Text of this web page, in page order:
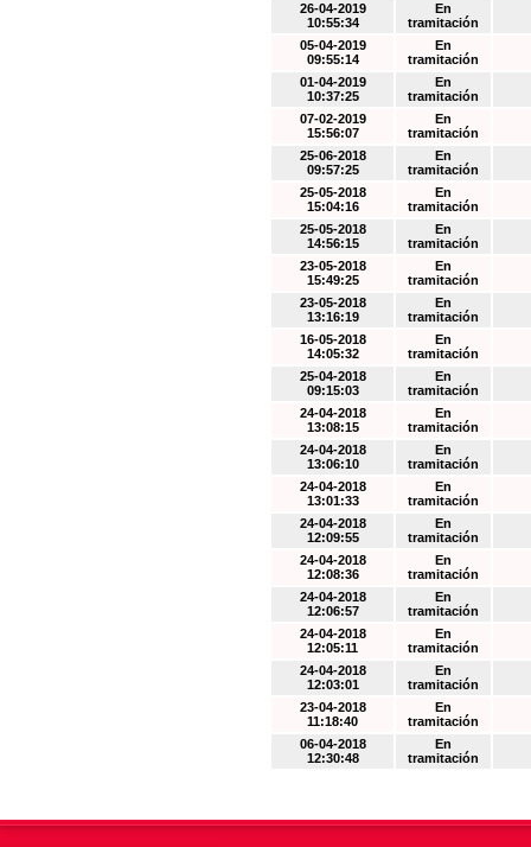
26-04-2019
10:55:34
En
tramitación
05-04-2019
09:55:14
En
tramitación
01-04-2019
10:37:25
En
tramitación
07-02-2019
15:56:07
En
tramitación
25-06-2018
09:57:25
En
tramitación
25-05-2018
15:04:16
En
tramitación
25-05-2018
14:56:15
En
tramitación
23-05-2018
15:49:25
En
tramitación
23-05-2018
13:16:19
En
tramitación
16-05-2018
14:05:32
En
tramitación
25-04-2018
09:15:03
En
tramitación
24-04-2018
13:08:15
En
tramitación
24-04-2018
13:06:10
En
tramitación
24-04-2018
13:01:33
En
tramitación
24-04-2018
12:09:55
En
tramitación
24-04-2018
12:08:36
En
tramitación
24-04-2018
12:06:57
En
tramitación
24-04-2018
12:05:11
En
tramitación
24-04-2018
12:03:01
En
tramitación
23-04-2018
11:18:40
En
tramitación
06-04-2018
12:30:48
En
tramitación